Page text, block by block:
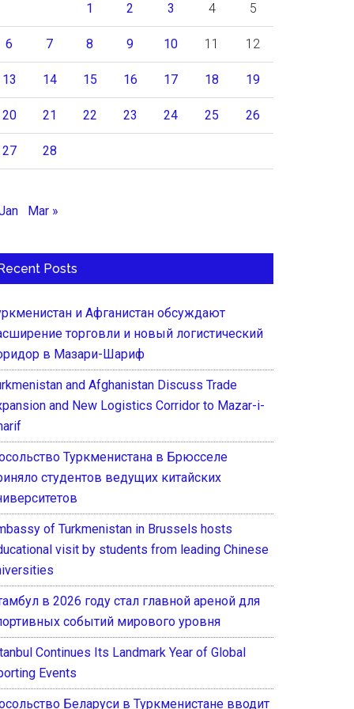
1 2 3 4 5
6 7 8 9 10 11 12
13 14 15 16 17 18 19
20 21 22 23 24 25 26
27 28
Mar »
Posts
и Афганистан обсуждают
торговли и новый логистический
в Мазари-Шариф
and Afghanistan Discuss Trade
and New Logistics Corridor to Mazar-i-
Туркменистана в Брюсселе
студентов ведущих китайских
of Turkmenistan in Brussels hosts
visit by students from leading Chinese
в 2026 году стал главной ареной для
событий мирового уровня
Continues Its Landmark Year of Global
Events
Беларуси в Туркменистане вводит